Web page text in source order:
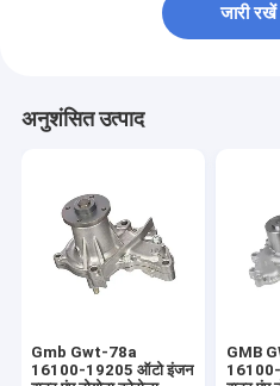
जारी रखें
अनुशंसित उत्पाद
Gmb Gwt-78a
16100-19205 ऑटो इंजन
GMB